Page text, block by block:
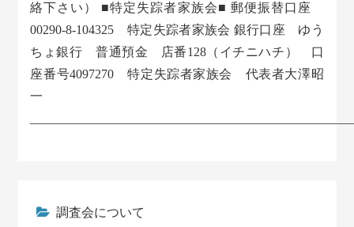
絡下さい） ■特定失踪者家族会■ 郵便振替口座
00290-8-104325 特定失踪者家族会 銀行口座 ゆう
ちょ銀行 普通預金 店番128（イチニハチ） 口
座番号4097270 特定失踪者家族会 代表者大澤昭
一
調査会について